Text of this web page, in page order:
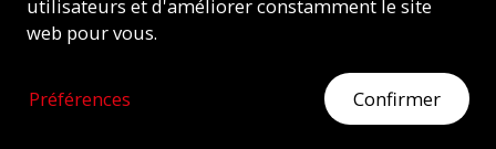
MONTREZ DU CŒUR
Mentions légales
utilisateurs et d'améliorer constamment le site
web pour vous.
Préférences Confirmer